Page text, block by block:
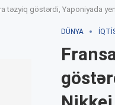
təzyiq göstərdi, Yaponiyada
DÜNYA